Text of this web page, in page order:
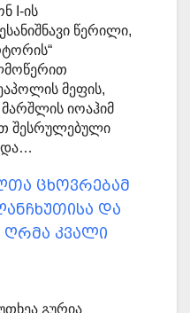
I-ის
წერილი,
მეფის,
იოაჰიმ
შესრულებული
და…
ცხოვრებამ
და
ღრმა კვალი
გურია